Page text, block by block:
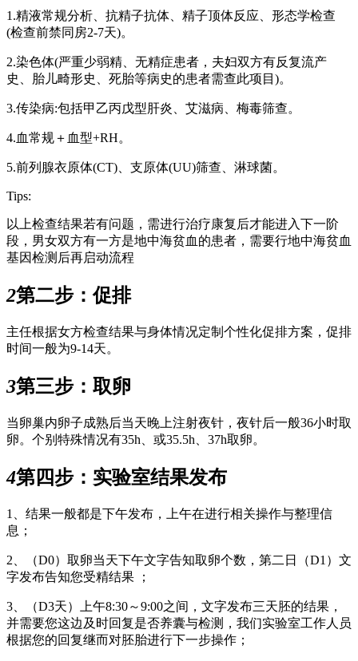
1.精液常规分析、抗精子抗体、精子顶体反应、形态学检查
(检查前禁同房2-7天)。
2.染色体(严重少弱精、无精症患者，夫妇双方有反复流产
史、胎儿畸形史、死胎等病史的患者需查此项目)。
3.传染病:包括甲乙丙戊型肝炎、艾滋病、梅毒筛查。
4.血常规＋血型+RH。
5.前列腺衣原体(CT)、支原体(UU)筛查、淋球菌。
Tips:
以上检查结果若有问题，需进行治疗康复后才能进入下一阶
段，男女双方有一方是地中海贫血的患者，需要行地中海贫血
基因检测后再启动流程
2第二步：促排
主任根据女方检查结果与身体情况定制个性化促排方案，促排
时间一般为9-14天。
3第三步：取卵
当卵巢内卵子成熟后当天晚上注射夜针，夜针后一般36小时取
卵。个别特殊情况有35h、或35.5h、37h取卵。
4第四步：实验室结果发布
1、结果一般都是下午发布，上午在进行相关操作与整理信
息；
2、（D0）取卵当天下午文字告知取卵个数，第二日（D1）文
字发布告知您受精结果 ；
3、（D3天）上午8:30～9:00之间，文字发布三天胚的结果，
并需要您这边及时回复是否养囊与检测，我们实验室工作人员
根据您的回复继而对胚胎进行下一步操作；